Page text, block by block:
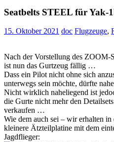
Seatbelts STEEL für Yak-
15. Oktober 2021 doc Flugzeuge,
Nach der Vorstellung des ZOOM-
ist nun das Gurtzeug fällig …
Dass ein Pilot nicht ohne sich
unterwegs sein möchte, dürfte
Nicht wirklich naheliegend ist
die Gurte nicht mehr den
verkaufen …
Wie dem auch sei – wir erhalten
kleinere Ätzteilplatine mit dem
Jagdflieger: